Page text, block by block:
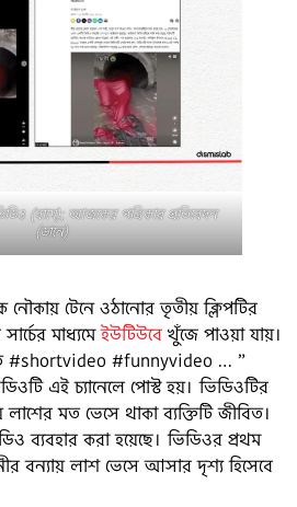
(বামে); আজকের পত্রিকার প্রতিবেদন
(ডানে)
নৌকায় টেনে ওঠানোর তৃতীয় ক্লিপটির
মাধ্যমেইউটিউবে খুঁজে পাওয়া যায়।
#shortvideo #funnyvideo … ”
এই চ্যানেলে পোস্ট হয়। ভিডিওটির
মত ভেসে থাকা ব্যক্তিটি জীবিত।
ব্যবহার করা হয়েছে। ভিডিওর প্রথম
বন্যায় লাশ ভেসে আসার দৃশ্য হিসেবে